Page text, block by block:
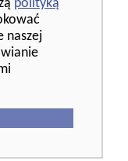
polityką
naszej